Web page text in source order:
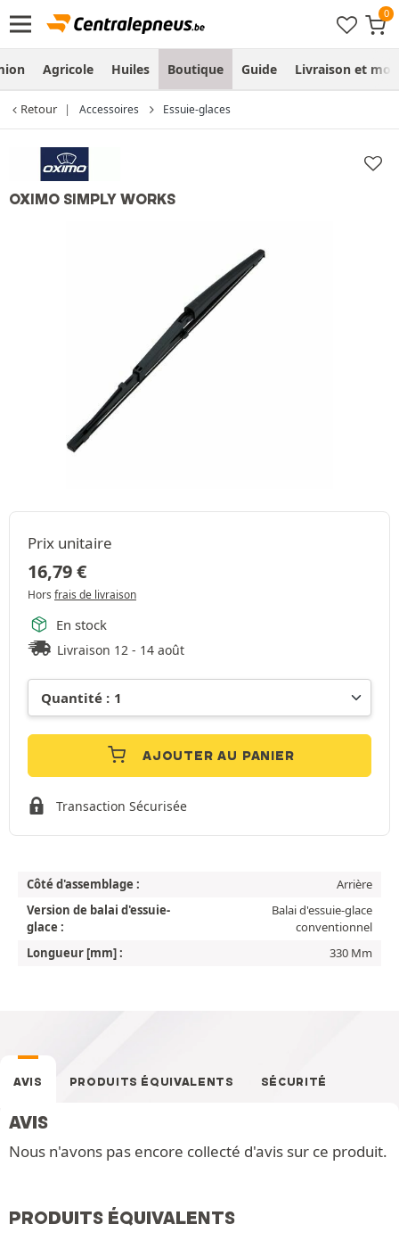
Agricole Huiles Boutique Guide Livraison et
Retour Accessoires Essuie-glaces
OXIMO SIMPLY WORKS
Prix unitaire
16,79€
Hors frais de livraison
En stock
Livraison 12 - 14 août
AJOUTER AU PANIER
Transaction Sécurisée
Côté d'assemblage :
Arrière
Version de balai d'essuie-
glace :
Balai d'essuie-glace
conventionnel
Longueur [mm] :
330 Mm
AVIS PRODUITS ÉQUIVALENTS SÉCURITÉ
AVIS
Nous n'avons pas encore collecté d'avis sur ce produit.
PRODUITS ÉQUIVALENTS